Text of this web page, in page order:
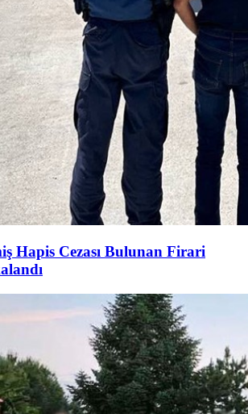
Hapis Cezası Bulunan Firari